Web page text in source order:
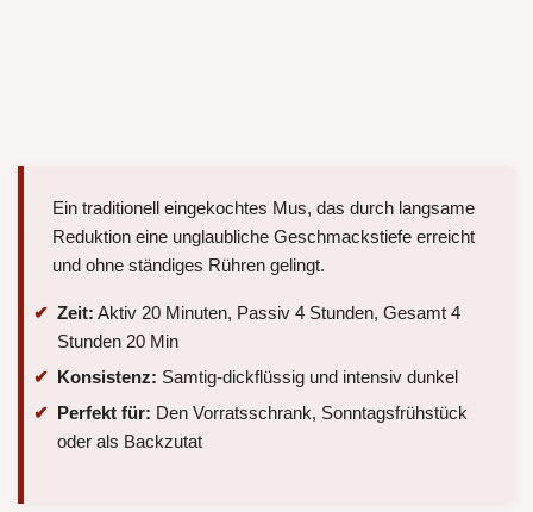
Ein traditionell eingekochtes Mus, das durch langsame
Reduktion eine unglaubliche Geschmackstiefe erreicht
und ohne ständiges Rühren gelingt.
Zeit: Aktiv 20 Minuten, Passiv 4 Stunden, Gesamt 4
Stunden 20 Min
Konsistenz: Samtig-dickflüssig und intensiv dunkel
Perfekt für: Den Vorratsschrank, Sonntagsfrühstück
oder als Backzutat